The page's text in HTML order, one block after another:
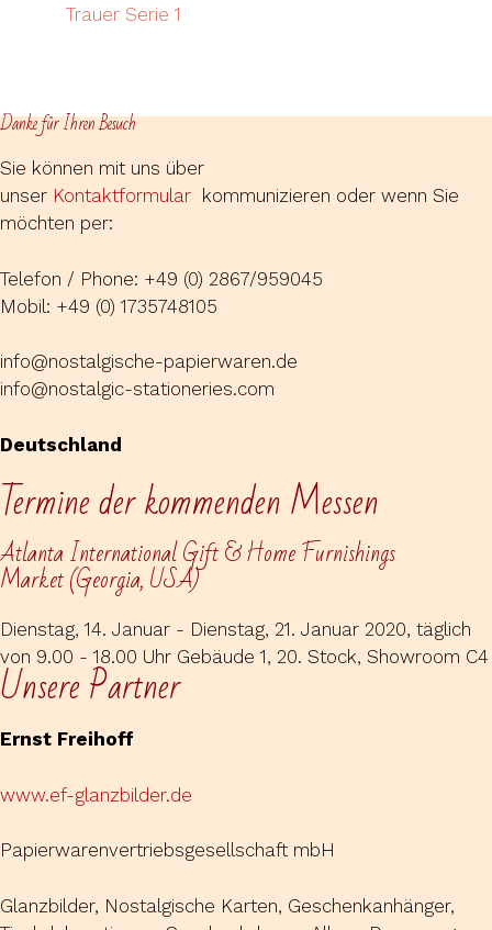
Trauer Serie 1
Danke für Ihren Besuch
Sie können mit uns über
unser Kontaktformular kommunizieren oder wenn Sie
möchten per:
Telefon / Phone: +49 (0) 2867/959045
Mobil: +49 (0) 1735748105
info@nostalgische-papierwaren.de
info@nostalgic-stationeries.com
Deutschland
Termine der kommenden Messen
Atlanta International Gift & Home Furnishings
Market (Georgia, USA)
Dienstag, 14. Januar - Dienstag, 21. Januar 2020, täglich
von 9.00 - 18.00 Uhr Gebäude 1, 20. Stock, Showroom C4
Unsere Partner
Ernst Freihoff
www.ef-glanzbilder.de
Papierwarenvertriebsgesellschaft mbH
Glanzbilder, Nostalgische Karten, Geschenkanhänger,